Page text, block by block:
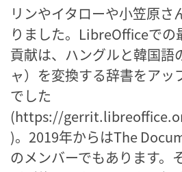
リンやイタローや小笠原さ
りました。LibreOfficeでの
貢献は、ハングルと韓国語
ャ）を変換する辞書をアッ
でした
(https://
)。2019年からはThe
のメンバーでもあります。